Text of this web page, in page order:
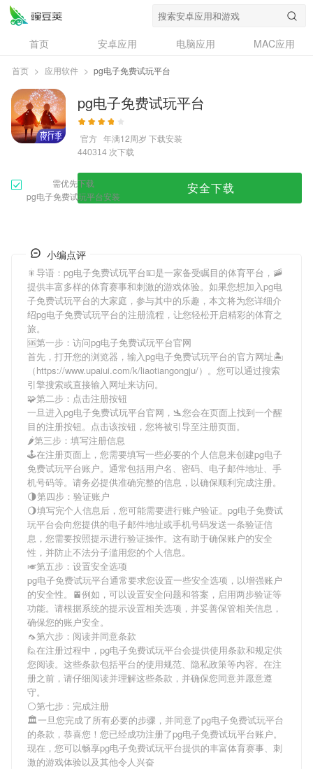
首页 安卓应用 电脑应用
MAC应用
资讯
专题
问答
首页 > 应用软件 > pg电子免费试玩平台
pg电子免费试玩平台
官方 年满12周岁 下载安装
440314 次下载
需优先下载
pg电子免费试玩平台安装
安全下载
小编点评
🎇导语： pg电子免费试玩平台💴是一家备受瞩目的体育平台，🚠
提供丰富多样的体育赛事和刺激的游戏体验。如果您想加入pg电
子免费试玩平台的大家庭，参与其中的乐趣，本文将为您详细介
绍pg电子免费试玩平台的注册流程，让您轻松开启精彩的体育之
旅。
🆘第一步：访问pg电子免费试玩平台官网
首先，打开您的浏览器，输入pg电子免费试玩平台的官方网址🏝
（https://www.upaiui.com/k/liaotiangongju/）。您可以通过搜索
引擎搜索或直接输入网址来访问。
🧩第二步：点击注册按钮
一旦进入pg电子免费试玩平台官网，🛬您会在页面上找到一个醒
目的注册按钮。点击该按钮，您将被引导至注册页面。
🌶第三步：填写注册信息
🕹在注册页面上，您需要填写一些必要的个人信息来创建pg电子
免费试玩平台账户。通常包括用户名、密码、电子邮件地址、手
机号码等。请务必提供准确完整的信息，以确保顺利完成注册。
🌗第四步：验证账户
🌖填写完个人信息后，您可能需要进行账户验证。 pg电子免费试
玩平台会向您提供的电子邮件地址或手机号码发送一条验证信
息，您需要按照提示进行验证操作。这有助于确保账户的安全
性，并防止不法分子滥用您的个人信息。
🎺第五步：设置安全选项
pg电子免费试玩平台通常要求您设置一些安全选项，以增强账户
的安全性。🚈例如，可以设置安全问题和答案，启用两步验证等
功能。请根据系统的提示设置相关选项，并妥善保管相关信息，
确保您的账户安全。
🦟第六步：阅读并同意条款
🙋在注册过程中， pg电子免费试玩平台会提供使用条款和规定供
您阅读。这些条款包括平台的使用规范、隐私政策等内容。在注
册之前，请仔细阅读并理解这些条款，并确保您同意并愿意遵
守。
⚪第七步：完成注册
🏛一旦您完成了所有必要的步骤，并同意了pg电子免费试玩平台
的条款，恭喜您！您已经成功注册了pg电子免费试玩平台账户。
现在，您可以畅享pg电子免费试玩平台提供的丰富体育赛事、刺
激的游戏体验以及其他令人兴奋